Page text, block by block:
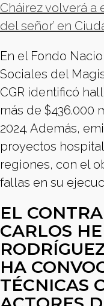
Cháirez volverá a
del señor’ en
En el Fondo
Sociales del
CGR identificó
más de $436.000
2024. Además,
proyectos
regiones, con el
fallas en su
EL
CARLOS
HA
TÉCNICAS